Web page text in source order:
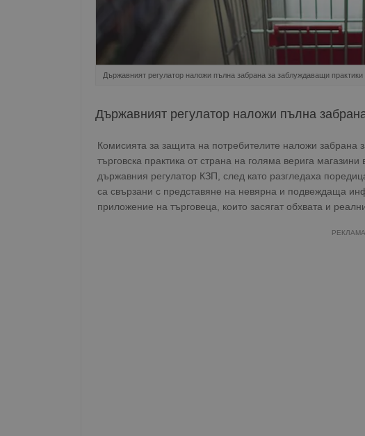
Държавният регулатор наложи пълна забрана за заблуждаващи практики
Държавният регулатор наложи пълна
Комисията за защита на потребителите наложи забрана
търговска практика от страна на голяма верига
държавния регулатор КЗП, след като разгледаха
са свързани с представяне на невярна и подвеждаща
приложение на търговеца, които засягат обхвата и
РЕКЛАМА